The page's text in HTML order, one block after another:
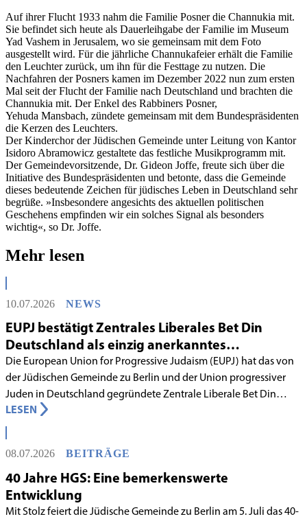
Auf ihrer Flucht 1933 nahm die Familie Posner die Channukia mit.
Sie befindet sich heute als Dauerleihgabe der Familie im Museum
Yad Vashem in Jerusalem, wo sie gemeinsam mit dem Foto
ausgestellt wird. Für die jährliche Channukafeier erhält die Familie
den Leuchter zurück, um ihn für die Festtage zu nutzen. Die
Nachfahren der Posners kamen im Dezember 2022 nun zum ersten
Mal seit der Flucht der Familie nach Deutschland und brachten die
Channukia mit. Der Enkel des Rabbiners Posner,
Yehuda Mansbach, zündete gemeinsam mit dem Bundespräsidenten
die Kerzen des Leuchters.
Der Kinderchor der Jüdischen Gemeinde unter Leitung von Kantor
Isidoro Abramowicz gestaltete das festliche Musikprogramm mit.
Der Gemeindevorsitzende, Dr. Gideon Joffe, freute sich über die
Initiative des Bundespräsidenten und betonte, dass die Gemeinde
dieses bedeutende Zeichen für jüdisches Leben in Deutschland sehr
begrüße. »Insbesondere angesichts des aktuellen politischen
Geschehens empfinden wir ein solches Signal als besonders
wichtig«, so Dr. Joffe.
Mehr lesen
10.07.2026 NEWS
EUPJ bestätigt Zentrales Liberales Bet Din
Deutschland als einzig anerkanntes
liberales Rabbinatsgericht
Die European Union for Progressive Judaism (EUPJ) hat das von
der Jüdischen Gemeinde zu Berlin und der Union progressiver
Juden in Deutschland gegründete Zentrale Liberale Bet Din
Deutschland mit Wirkung zum 1. Juni 2026 als anerkanntes
Rabbinatsgericht aufgenommen.
LESEN
08.07.2026 BEITRÄGE
40 Jahre HGS: Eine bemerkenswerte
Entwicklung
Mit Stolz feiert die Jüdische Gemeinde zu Berlin am 5. Juli das 40-